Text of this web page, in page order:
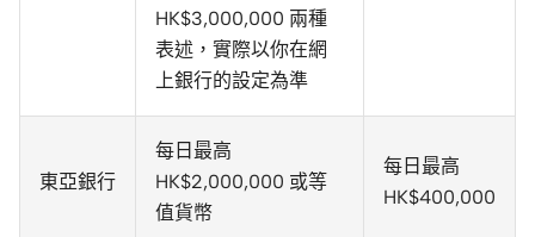
HK$3,000,000 兩種
表述，實際以你在網
上銀行的設定為準
東亞銀行
每日最高
HK$2,000,000 或等
值貨幣
每日最高
HK$400,000